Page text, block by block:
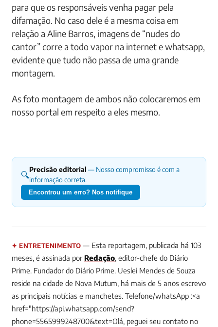
para que os responsáveis venha pagar pela
difamação. No caso dele é a mesma coisa em
relação a Aline Barros, imagens de “nudes do
cantor” corre a todo vapor na internet e whatsapp,
evidente que tudo não passa de uma grande
montagem.
As foto montagem de ambos não colocaremos em
nosso portal em respeito a eles mesmo.
🔍Precisão editorial — Nosso compromisso é com a
informação correta.
Encontrou um erro? Nos notifique
✦ ENTRETENIMENTO — Esta reportagem, publicada há 103
meses, é assinada por Redação, editor-chefe do Diário
Prime. Fundador do Diário Prime. Ueslei Mendes de Souza
reside na cidade de Nova Mutum, há mais de 5 anos escrevo
as principais notícias e manchetes. Telefone/whatsApp :<a
href="https://api.whatsapp.com/send?
phone=5565999248700&text=Olá, peguei seu contato no